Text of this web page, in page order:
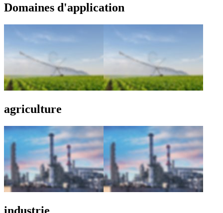
Domaines d'application
agriculture
industrie